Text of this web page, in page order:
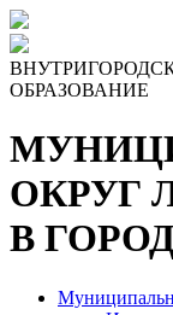
Skip
to
the
content
ОБРАЗОВАНИЕ
ОКРУГ
В